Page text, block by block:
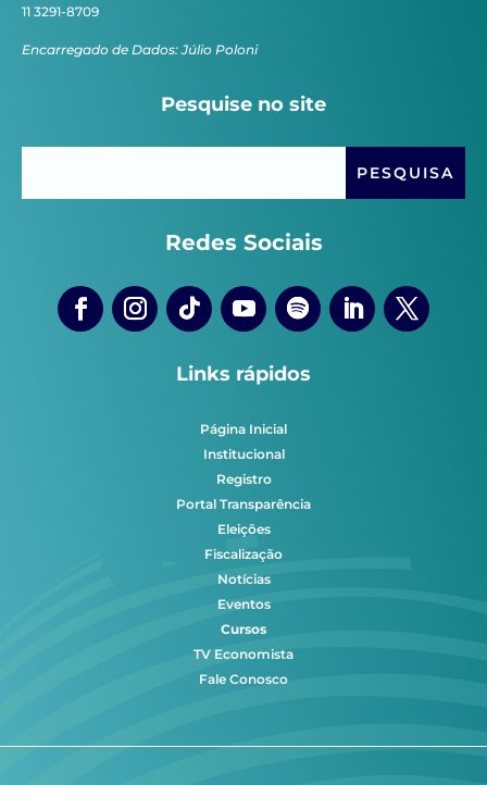
11 3291-8709
Encarregado de Dados: Júlio Poloni
Pesquise no site
Redes Sociais
Links rápidos
Página Inicial
Institucional
Registro
Portal Transparência
Eleições
Fiscalização
Notícias
Eventos
Cursos
TV Economista
Fale Conosco